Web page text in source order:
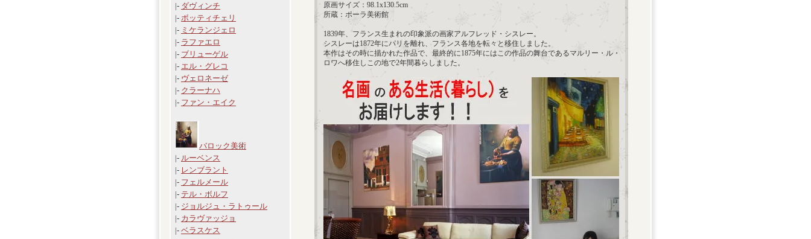
|- ダヴィンチ
|- ボッティチェリ
|- ミケランジェロ
|- ラファエロ
|- ブリューゲル
|- エル・グレコ
|- ヴェロネーゼ
|- クラーナハ
|- ファン・エイク
バロック美術
|- ルーベンス
|- レンブラント
|- フェルメール
|- テル・ボルフ
|- ジョルジュ・ラトゥール
|- カラヴァッジョ
|- ベラスケス
原画サイズ：98.1x130.5cm
所蔵：ポーラ美術館
1839年、フランス生まれの印象派の画家アルフレッド・シスレー。
シスレーは1872年にパリを離れ、フランス各地を転々と移住しました。
本作はその時に描かれた作品で、最終的に1875年にはこの作品の舞台であるマルリー・ル・
ロワへ移住しこの地で2年間暮らしました。